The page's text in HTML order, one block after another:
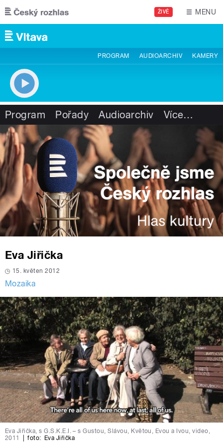
Přejít k hlavnímu obsahu
ŽIVĚ MENU
PROGRAM AUDIOARCHIV KAMERY
Program Pořady Audioarchiv Více…
Eva Jiřička
15. květen 2012
Mozaika
Eva Jiřička, s G.S.K.E.I. – s Gustou, Slávou, Květou, Evou a Ivou, video,
2011
foto: Eva Jiřička